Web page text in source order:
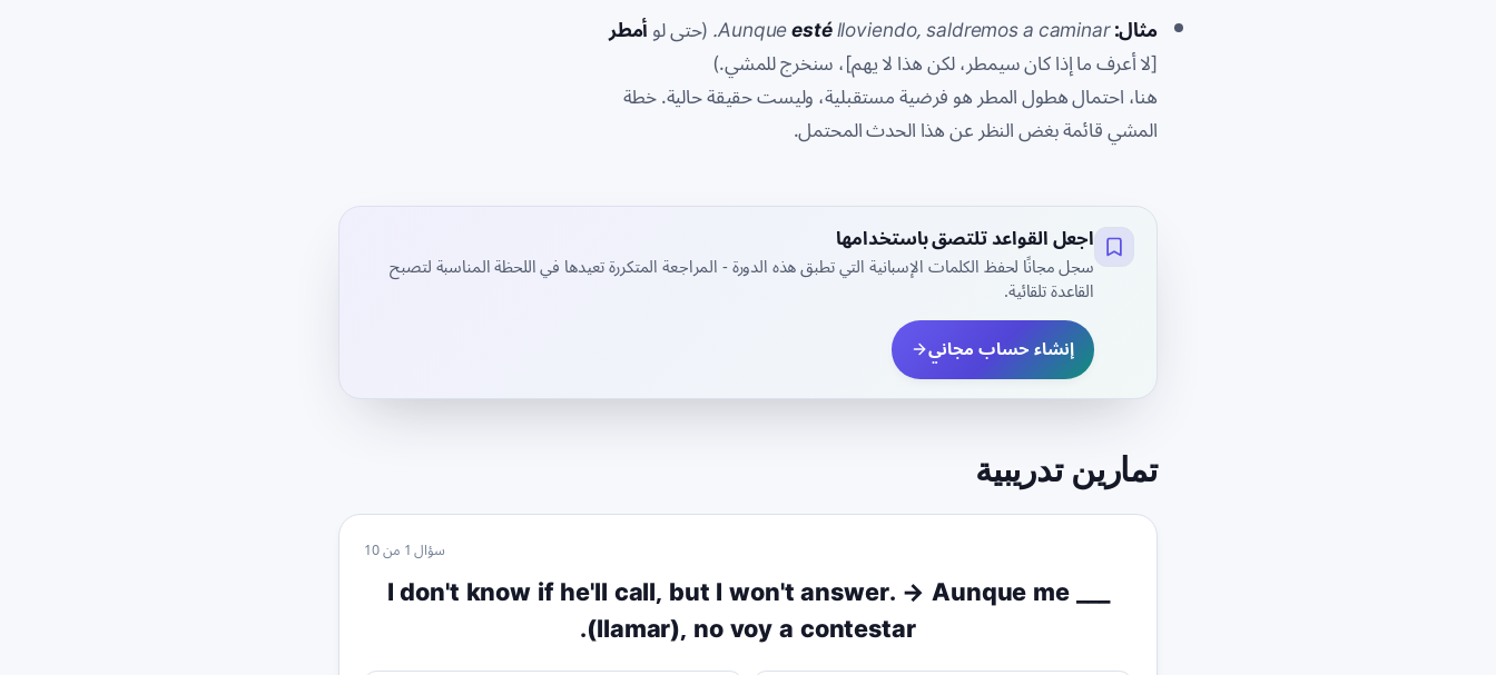
مثال:
Aunqueestélloviendo, saldremos a caminar. (حتى لوأمطر
[لا أعرف ما إذا كان سيمطر، لكن هذا لا يهم]، سنخرج للمشي.)
هنا، احتمال هطول المطر هو فرضية مستقبلية، وليست حقيقة حالية. خطة
المشي قائمة بغض النظر عن هذا الحدث المحتمل.
اجعل القواعد تلتصق باستخدامها
سجل مجانًا لحفظ الكلمات الإسبانية التي تطبق هذه الدورة - المراجعة المتكررة تعيدها في اللحظة المناسبة لتصبح
القاعدة تلقائية.
إنشاء حساب مجاني
تمارين تدريبية
سؤال1من10
I don't know if he'll call, but I won't answer. → Aunque me ___
(llamar), no voy a contestar.